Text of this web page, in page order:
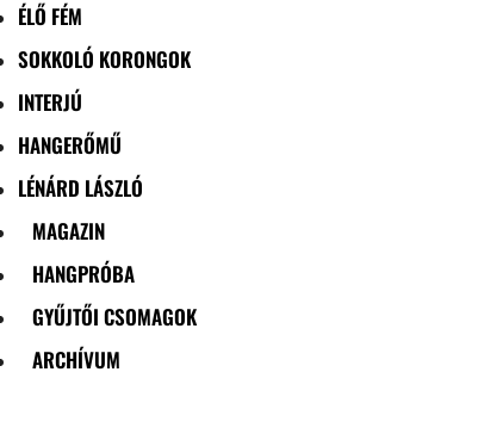
ÉLŐ FÉM
SOKKOLÓ KORONGOK
INTERJÚ
HANGERŐMŰ
LÉNÁRD LÁSZLÓ
MAGAZIN
HANGPRÓBA
GYŰJTŐI CSOMAGOK
ARCHÍVUM